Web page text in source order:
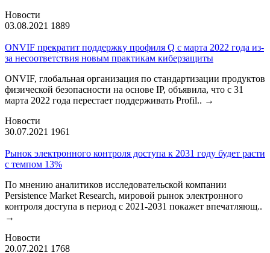
Новости
03.08.2021 1889
ONVIF прекратит поддержку профиля Q с марта 2022 года из-
за несоответствия новым практикам киберзащиты
ONVIF, глобальная организация по стандартизации продуктов
физической безопасности на основе IP, объявила, что с 31
марта 2022 года перестает поддерживать Profil.. →
Новости
30.07.2021 1961
Рынок электронного контроля доступа к 2031 году будет расти
с темпом 13%
По мнению аналитиков исследовательской компании
Persistence Market Research, мировой рынок электронного
контроля доступа в период с 2021-2031 покажет впечатляющ..
→
Новости
20.07.2021 1768